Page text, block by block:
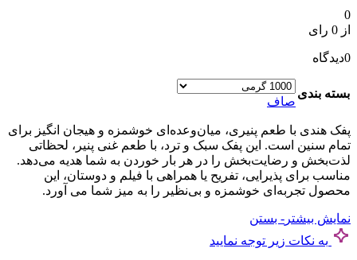
0
از 0 رای
0دیدگاه
بسته بندی
صاف
پفک هندی با طعم پنیری، میان‌وعده‌ای خوشمزه و هیجان‌ انگیز برای
تمام سنین است. این پفک سبک و ترد، با طعم غنی پنیر، لحظاتی
لذت‌بخش و رضایت‌بخش را در هر بار خوردن به شما هدیه می‌دهد.
مناسب برای پذیرایی، تفریح یا همراهی با فیلم و دوستان، این
محصول تجربه‌ای خوشمزه و بی‌نظیر را به میز شما می‌ آورد.
نمایش بیشتر - بستن
به نکات زیر توجه نمایید